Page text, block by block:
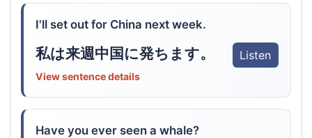
I'll set out for China next week.
私は来週中国に発ちます。 Listen
View sentence details
Have you ever seen a whale?